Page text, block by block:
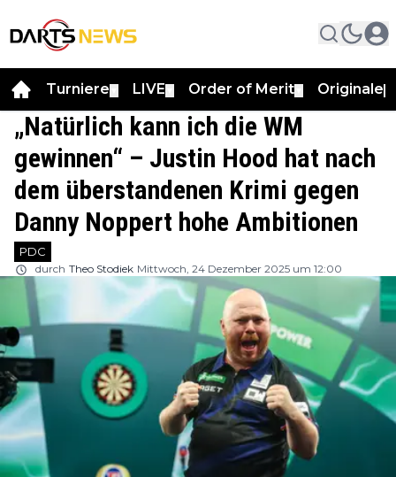
Turniere LIVE Order of Merit Originale
„Natürlich kann ich die WM
gewinnen“ – Justin Hood hat nach
dem überstandenen Krimi gegen
Danny Noppert hohe Ambitionen
PDC
durch Theo Stodiek Mittwoch, 24 Dezember 2025 um 12:00